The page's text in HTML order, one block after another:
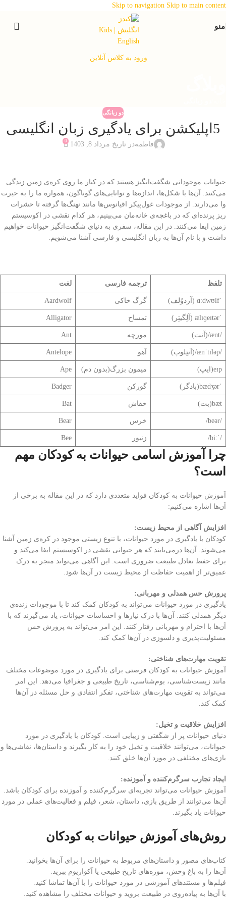
Skip to navigation Skip to main content
منو
ورود به کلاس آنلاین
دو زبانگی
5اپلیکشن برای یادگیری زبان انگلیسی
فاطمهدر تاریخ مرداد 8, 1403 0
حیوانات موجوداتی شگفت‌انگیز هستند که در کنار ما روی کره‌ی زمین زندگی
می‌کنند. آن‌ها با شکل‌ها، اندازه‌ها و توانایی‌های گوناگون، همواره ما را به حیرت
وا می‌دارند. از موجودات غول‌پیکر اقیانوس‌ها مانند نهنگ‌ها گرفته تا حشرات
ریز پرنده‌ای که در باغچه‌ی خانه‌مان می‌بینیم، هر کدام نقشی در اکوسیستم
زمین ایفا می‌کنند. در این مقاله، سفری به دنیای شگفت‌انگیز حیوانات خواهیم
داشت و با نام آن‌ها به زبان انگلیسی و فارسی آشنا می‌شویم.
تلفظ ترجمه فارسی لغت
ˈɑːdwʊlf (آردوُلف) گرگ خاکی Aardwolf
ˈælɪɡeɪtər (آلِگیتِر) تمساح Alligator
/ænt/(آنت) مورچه Ant
/ænˈtɪləp/(آنتِلوپ) آهو Antelope
eɪp(ایپ) میمون بزرگ(بدون دم) Ape
ˈbædʒər(بادگر) گورکن Badger
bæt(بت) خفاش Bat
/beər/ خرس Bear
/ˈbiː/ زنبور Bee
چرا آموزش اسامی حیوانات به کودکان مهم
است؟
آموزش حیوانات به کودکان فواید متعددی دارد که در این مقاله به برخی از
آن‌ها اشاره می‌کنیم:
افزایش آگاهی از محیط زیست:
کودکان با یادگیری در مورد حیوانات، با تنوع زیستی موجود در کره‌ی زمین آشنا
می‌شوند. آن‌ها درمی‌یابند که هر حیوانی نقشی در اکوسیستم ایفا می‌کند و
برای حفظ تعادل طبیعت ضروری است. این آگاهی می‌تواند منجر به درک
عمیق‌تر از اهمیت حفاظت از محیط زیست در آن‌ها شود.
پرورش حس همدلی و مهربانی:
یادگیری در مورد حیوانات می‌تواند به کودکان کمک کند تا با موجودات زنده‌ی
دیگر همدلی کنند. آن‌ها با درک نیازها و احساسات حیوانات، یاد می‌گیرند که با
آن‌ها با احترام و مهربانی رفتار کنند. این امر می‌تواند به پرورش حس
مسئولیت‌پذیری و دلسوزی در آن‌ها کمک کند.
تقویت مهارت‌های شناختی:
آموزش حیوانات به کودکان فرصتی برای یادگیری در مورد موضوعات مختلف
مانند زیست‌شناسی، بوم‌شناسی، تاریخ طبیعی و جغرافیا می‌دهد. این امر
می‌تواند به تقویت مهارت‌های شناختی، تفکر انتقادی و حل مسئله در آن‌ها
کمک کند.
افزایش خلاقیت و تخیل:
دنیای حیوانات پر از شگفتی و زیبایی است. کودکان با یادگیری در مورد
حیوانات، می‌توانند خلاقیت و تخیل خود را به کار بگیرند و داستان‌ها، نقاشی‌ها و
بازی‌های مختلفی در مورد آن‌ها خلق کنند.
ایجاد تجارب سرگرم‌کننده و آموزنده:
آموزش حیوانات می‌تواند تجربه‌ای سرگرم‌کننده و آموزنده برای کودکان باشد.
آن‌ها می‌توانند از طریق بازی، داستان، شعر، فیلم و فعالیت‌های عملی در مورد
حیوانات یاد بگیرند.
روش‌های آموزش حیوانات به کودکان
کتاب‌های مصور و داستان‌های مربوط به حیوانات را برای آن‌ها بخوانید.
آن‌ها را به باغ وحش، موزه‌های تاریخ طبیعی یا آکواریوم ببرید.
فیلم‌ها و مستندهای آموزشی در مورد حیوانات را با آن‌ها تماشا کنید.
با آن‌ها به پیاده‌روی در طبیعت بروید و حیوانات مختلف را مشاهده کنید.